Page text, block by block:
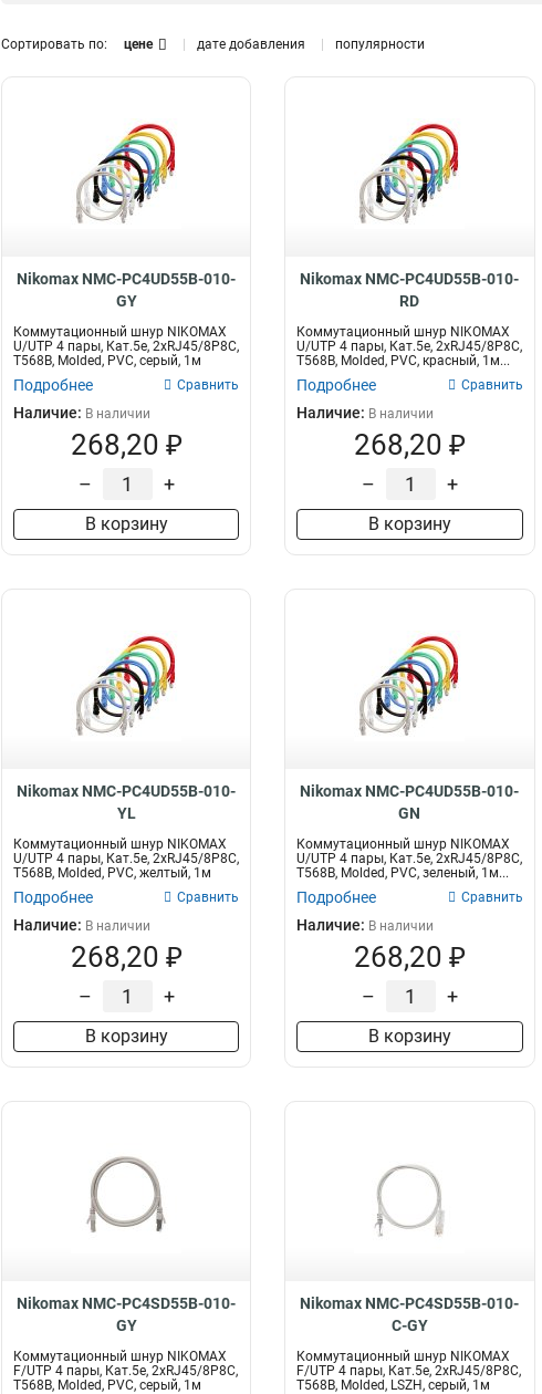
05м 17
15м 18
28
305м 55
03м 1
100м 3
Тип кабеля
F/UTP 34
S/FTP 36
Тип оптического волокна Интерфейс
110-RJ12/6P6C
Ethernet
110-RJ45/8P8C
AWG
23AWG 21
24AWG 42
26AWG
SC/UPC-FC/UPC
FC/UPC
USOC
Сортировать по: цене дате добавления популярности
Nikomax NMC-PC4UD55B-010-
GY
Коммутационный шнур NIKOMAX
U/UTP 4 пары, Кат.5е, 2хRJ45/8P8C,
T568B, Molded, PVC, серый, 1м
Подробнее Сравнить
Наличие: В наличии
268,20 ₽
– +
В корзину
Nikomax NMC-PC4UD55B-010-
RD
Коммутационный шнур NIKOMAX
U/UTP 4 пары, Кат.5е, 2хRJ45/8P8C,
T568B, Molded, PVC, красный, 1м...
Подробнее Сравнить
Наличие: В наличии
268,20 ₽
– +
В корзину
Nikomax NMC-PC4UD55B-010-
YL
Коммутационный шнур NIKOMAX
U/UTP 4 пары, Кат.5е, 2хRJ45/8P8C,
T568B, Molded, PVC, желтый, 1м
Подробнее Сравнить
Наличие: В наличии
268,20 ₽
– +
В корзину
Nikomax NMC-PC4UD55B-010-
GN
Коммутационный шнур NIKOMAX
U/UTP 4 пары, Кат.5е, 2хRJ45/8P8C,
T568B, Molded, PVC, зеленый, 1м...
Подробнее Сравнить
Наличие: В наличии
268,20 ₽
– +
В корзину
Nikomax NMC-PC4SD55B-010-
GY
Коммутационный шнур NIKOMAX
F/UTP 4 пары, Кат.5е, 2хRJ45/8P8C,
T568B, Molded, PVC, серый, 1м
Nikomax NMC-PC4SD55B-010-
C-GY
Коммутационный шнур NIKOMAX
F/UTP 4 пары, Кат.5е, 2хRJ45/8P8C,
T568B, Molded, LSZH, серый, 1м